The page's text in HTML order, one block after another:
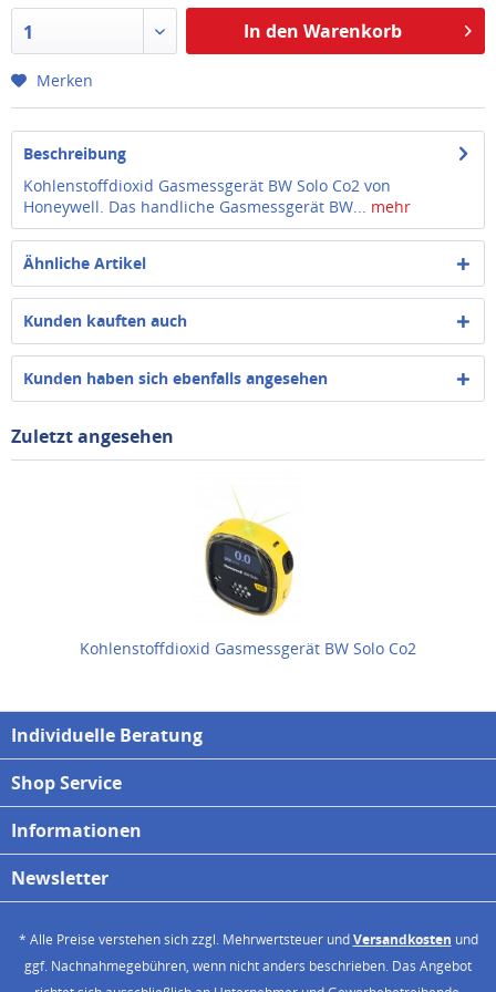
1 In den Warenkorb
Merken
Beschreibung
Kohlenstoffdioxid Gasmessgerät BW Solo Co2 von
Honeywell. Das handliche Gasmessgerät BW... mehr
Ähnliche Artikel
Kunden kauften auch
Kunden haben sich ebenfalls angesehen
Zuletzt angesehen
Kohlenstoffdioxid Gasmessgerät BW Solo Co2
Individuelle Beratung
Shop Service
Informationen
Newsletter
* Alle Preise verstehen sich zzgl. Mehrwertsteuer undVersandkosten und
ggf. Nachnahmegebühren, wenn nicht anders beschrieben. Das Angebot